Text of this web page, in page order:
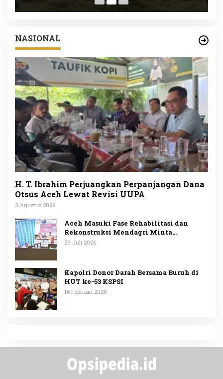
NASIONAL
H. T. Ibrahim Perjuangkan Perpanjangan Dana
Otsus Aceh Lewat Revisi UUPA
3 Agustus 2026
Aceh Masuki Fase Rehabilitasi dan
Rekonstruksi Mendagri Minta
Penggunaan Anggaran Dipublikasikan
29 Juli 2026
Kapolri Donor Darah Bersama Buruh di
HUT ke-53 KSPSI
16 Februari 2026